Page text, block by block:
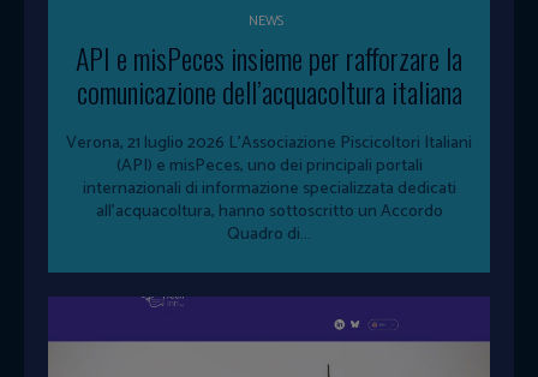
NEWS
API e misPeces insieme per rafforzare la
comunicazione dell’acquacoltura italiana
Verona, 21 luglio 2026 L'Associazione Piscicoltori Italiani
(API) e misPeces, uno dei principali portali
internazionali di informazione specializzata dedicati
all'acquacoltura, hanno sottoscritto un Accordo
Quadro di...